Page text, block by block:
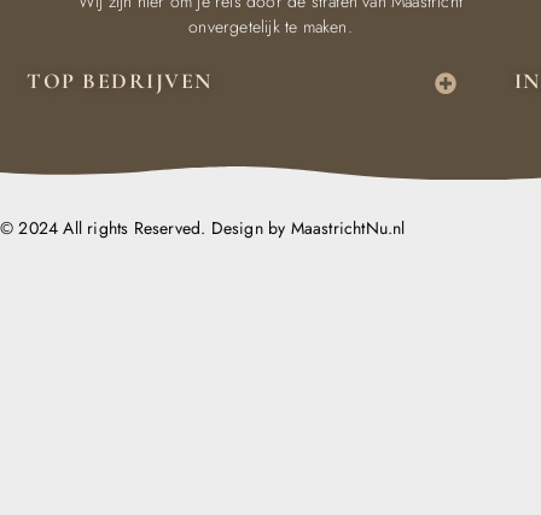
TOP BEDRIJVEN
onvergetelijk te maken.
© 2024 All rights Reserved. Design by MaastrichtNu.nl